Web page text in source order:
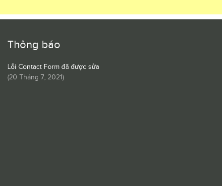
Thông báo
Lỗi Contact Form đã được sửa
(20 Tháng 7, 2021)